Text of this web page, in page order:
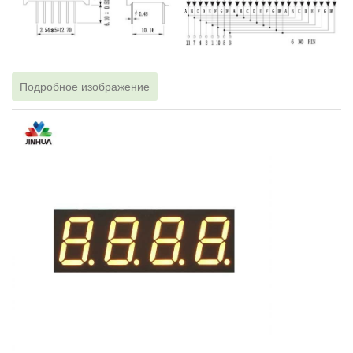
Подробное изображение